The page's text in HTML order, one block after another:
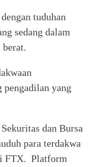
tuduhan
sedang dalam
berat.
yang
dan Bursa
para terdakwa
FTX. Platform